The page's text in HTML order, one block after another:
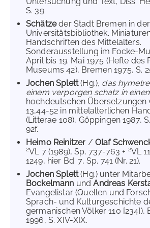
S. 39.
Schätzeder Stadt Bremen in der
Universitätsbibliothek.
Handschriften des Mittelalters.
Sonderausstellung im Focke-
April bis 19. Mai 1975 (Hefte des
Museums 42), Bremen 1975, S.
Jochen Splett(Hg.), das
einem verporgen schatz in
hochdeutschen Übersetzungen
13,44-52 in mittelalterlichen
(Litterae 108), Göppingen 1987,
92f.
Heimo Reinitzer / Olaf
2VL 7 (1989), Sp. 737-763 + 2VL
1249, hier Bd. 7, Sp. 741 (Nr. 21).
Jochen Splett(Hg.) unter
Bockelmann undAndreas
Evangelistar (Quellen und
Sprach- und Kulturgeschichte
germanischen Völker 110
1996, S. XIV-XIX.